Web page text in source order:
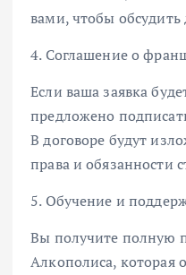
вами, чтобы
4. Соглашение о
Если ваша заявка
предложено
В договоре будут
права и обязанности
5. Обучение и
Вы получите полную
Алкополиса, которая